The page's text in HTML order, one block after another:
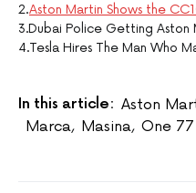
2.Aston Martin Shows the
3.Dubai Police Getting
4.Tesla Hires The Man Who
In this article: Aston
Marca, Masina, One 77